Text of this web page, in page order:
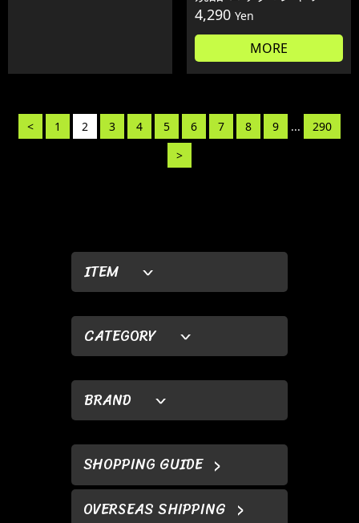
ITEM
CATEGORY
BRAND
SHOPPING GUIDE
OVERSEAS SHIPPING
4,290 Yen
MORE
< 1 2 3 4 5 6 7 8 9 ...
290
>